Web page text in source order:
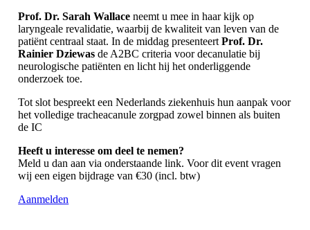
Prof. Dr. Sarah Wallaceneemt u mee in haar kijk op
laryngeale revalidatie, waarbij de kwaliteit van leven van de
patiënt centraal staat. In de middag presenteertProf. Dr.
Rainier Dziewas de A2BC criteria voor decanulatie bij
neurologische patiënten en licht hij het onderliggende
onderzoek toe.
Tot slot bespreekt een Nederlands ziekenhuis hun aanpak voor
het volledige tracheacanule zorgpad zowel binnen als buiten
de IC
Heeft u interesse om deel te nemen?
Meld u dan aan via onderstaande link. Voor dit event vragen
wij een eigen bijdrage van €30 (incl. btw)
Aanmelden